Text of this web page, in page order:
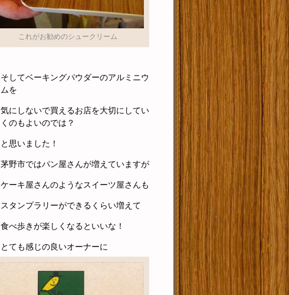
これがお勧めのシュークリーム
そしてベーキングパウダーのアルミニウ
ムを
気にしないで買えるお店を大切にしてい
くのもよいのでは？
と思いました！
茅野市ではパン屋さんが増えていますが
ケーキ屋さんのようなスイーツ屋さんも
スタンプラリーができるくらい増えて
食べ歩きが楽しくなるといいな！
とても感じの良いオーナーに